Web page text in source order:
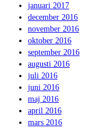
januari 2017
december 2016
november 2016
oktober 2016
september 2016
augusti 2016
juli 2016
juni 2016
maj 2016
april 2016
mars 2016